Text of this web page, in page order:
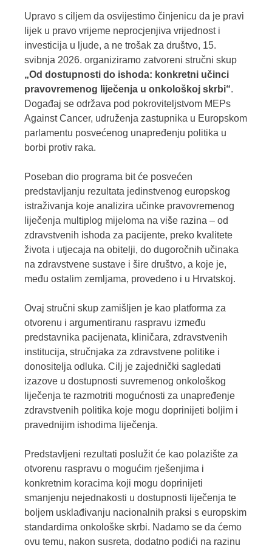
Upravo s ciljem da osvijestimo činjenicu da je pravi
lijek u pravo vrijeme neprocjenjiva vrijednost i
investicija u ljude, a ne trošak za društvo, 15.
svibnja 2026. organiziramo zatvoreni stručni skup
„Od dostupnosti do ishoda: konkretni učinci
pravovremenog liječenja u onkološkoj skrbi“.
Događaj se održava pod pokroviteljstvom MEPs
Against Cancer, udruženja zastupnika u Europskom
parlamentu posvećenog unapređenju politika u
borbi protiv raka.
Poseban dio programa bit će posvećen
predstavljanju rezultata jedinstvenog europskog
istraživanja koje analizira učinke pravovremenog
liječenja multiplog mijeloma na više razina – od
zdravstvenih ishoda za pacijente, preko kvalitete
života i utjecaja na obitelji, do dugoročnih učinaka
na zdravstvene sustave i šire društvo, a koje je,
među ostalim zemljama, provedeno i u Hrvatskoj.
Ovaj stručni skup zamišljen je kao platforma za
otvorenu i argumentiranu raspravu između
predstavnika pacijenata, kliničara, zdravstvenih
institucija, stručnjaka za zdravstvene politike i
donositelja odluka. Cilj je zajednički sagledati
izazove u dostupnosti suvremenog onkološkog
liječenja te razmotriti mogućnosti za unapređenje
zdravstvenih politika koje mogu doprinijeti boljim i
pravednijim ishodima liječenja.
Predstavljeni rezultati poslužit će kao polazište za
otvorenu raspravu o mogućim rješenjima i
konkretnim koracima koji mogu doprinijeti
smanjenju nejednakosti u dostupnosti liječenja te
boljem usklađivanju nacionalnih praksi s europskim
standardima onkološke skrbi. Nadamo se da ćemo
ovu temu, nakon susreta, dodatno podići na razinu